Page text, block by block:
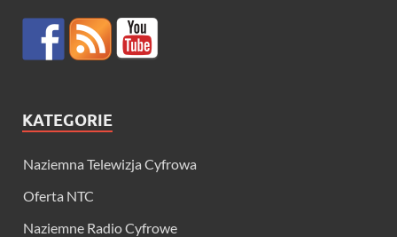
KATEGORIE
Naziemna Telewizja Cyfrowa
Oferta NTC
Naziemne Radio Cyfrowe